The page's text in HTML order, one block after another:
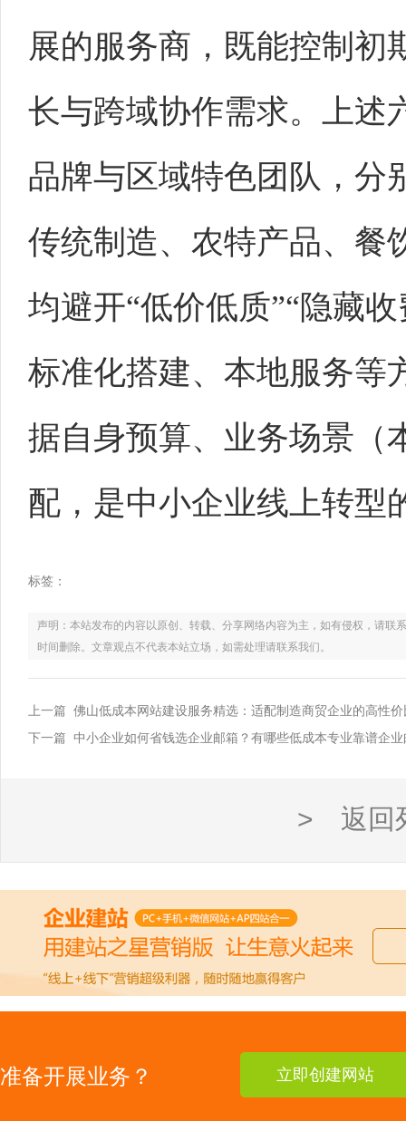
展的服务商，既能控制初
长与跨域协作需求。上述
品牌与区域特色团队，分
传统制造、农特产品、餐
均避开“低价低质”“隐藏
标准化搭建、本地服务等
据自身预算、业务场景（
配，是中小企业线上转型
标签：
声明：本站发布的内容以原创、转载、分享网络内容为主，如有侵权，请
时间删除。文章观点不代表本站立场，如需处理请联系我们。
上一篇 佛山低成本网站建设服务精选：适配制造商贸企业的高性
下一篇 中小企业如何省钱选企业邮箱？有哪些低成本专业靠谱企
> 返回
准备开展业务？ 立即创建网站